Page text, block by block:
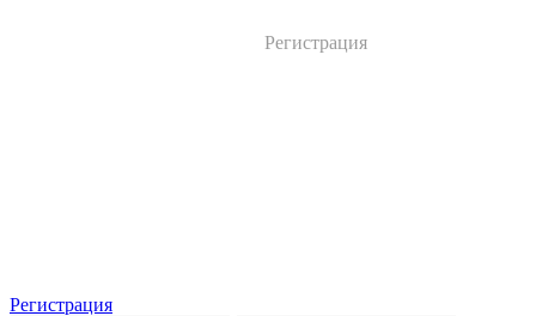
Регистрация
Регистрация